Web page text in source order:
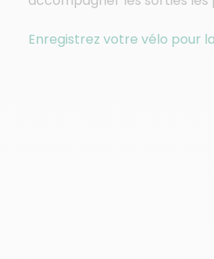
Enregistrez votre vélo pour